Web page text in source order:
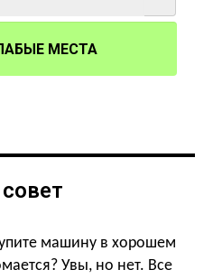
МЕСТА
машину в хорошем
Увы, но нет. Все